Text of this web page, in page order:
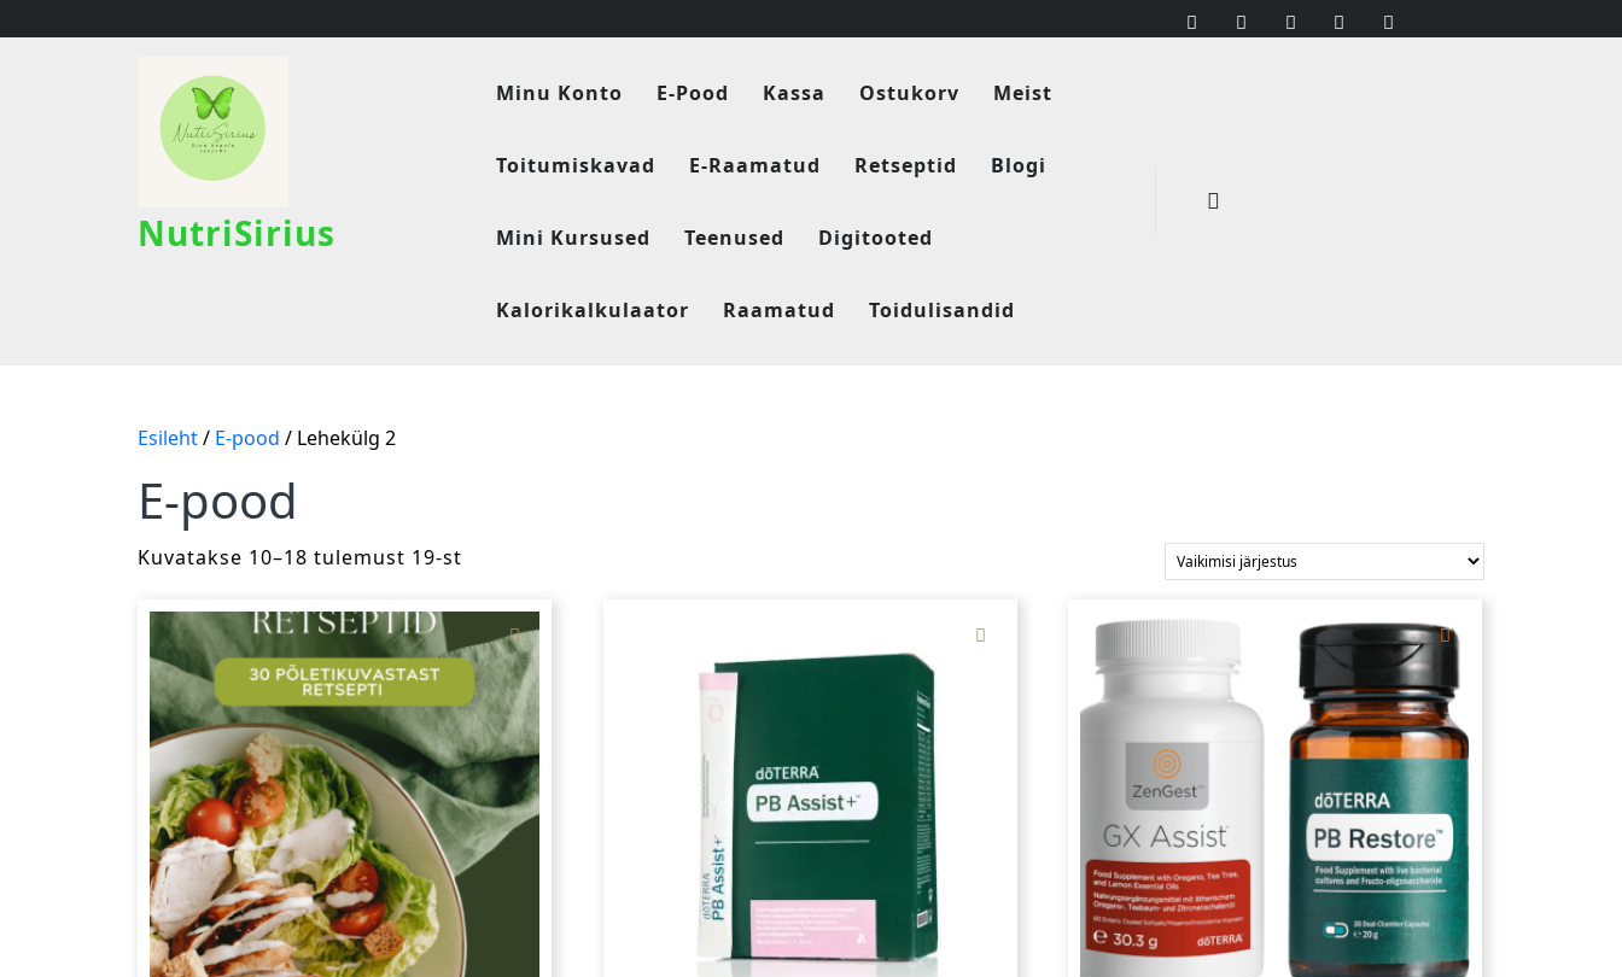
to
NutriSirius
Minu Konto E-Pood Kassa Ostukorv Meist
Toitumiskavad E-Raamatud Retseptid Blogi
Mini Kursused Teenused Digitooted
Kalorikalkulaator Raamatud Toidulisandid
Esileht/ E-pood / Lehekülg 2
E-pood
Kuvatakse 10–18 tulemust 19-st